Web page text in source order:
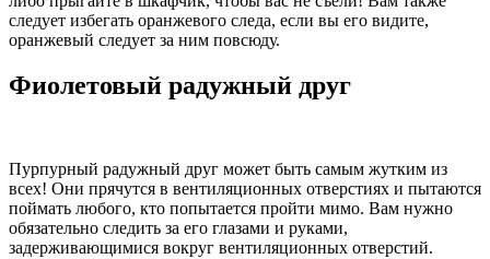
следует избегать оранжевого следа, если вы его видите,
оранжевый следует за ним повсюду.
Фиолетовый радужный друг
Пурпурный радужный друг может быть самым жутким из
всех! Они прячутся в вентиляционных отверстиях и пытаются
поймать любого, кто попытается пройти мимо. Вам нужно
обязательно следить за его глазами и руками,
задерживающимися вокруг вентиляционных отверстий.